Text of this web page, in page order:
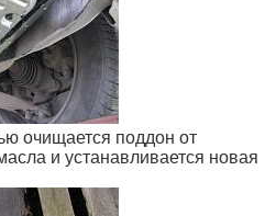
очищается поддон от
и устанавливается новая